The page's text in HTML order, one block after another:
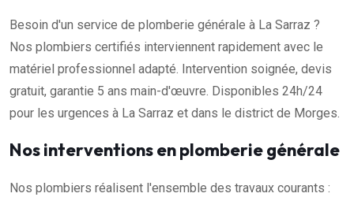
Besoin d'un service de plomberie générale à La Sarraz ?
Nos plombiers certifiés interviennent rapidement avec le
matériel professionnel adapté. Intervention soignée, devis
gratuit, garantie 5 ans main-d'œuvre. Disponibles 24h/24
pour les urgences à La Sarraz et dans le district de Morges.
Nos interventions en plomberie générale
Nos plombiers réalisent l'ensemble des travaux courants :